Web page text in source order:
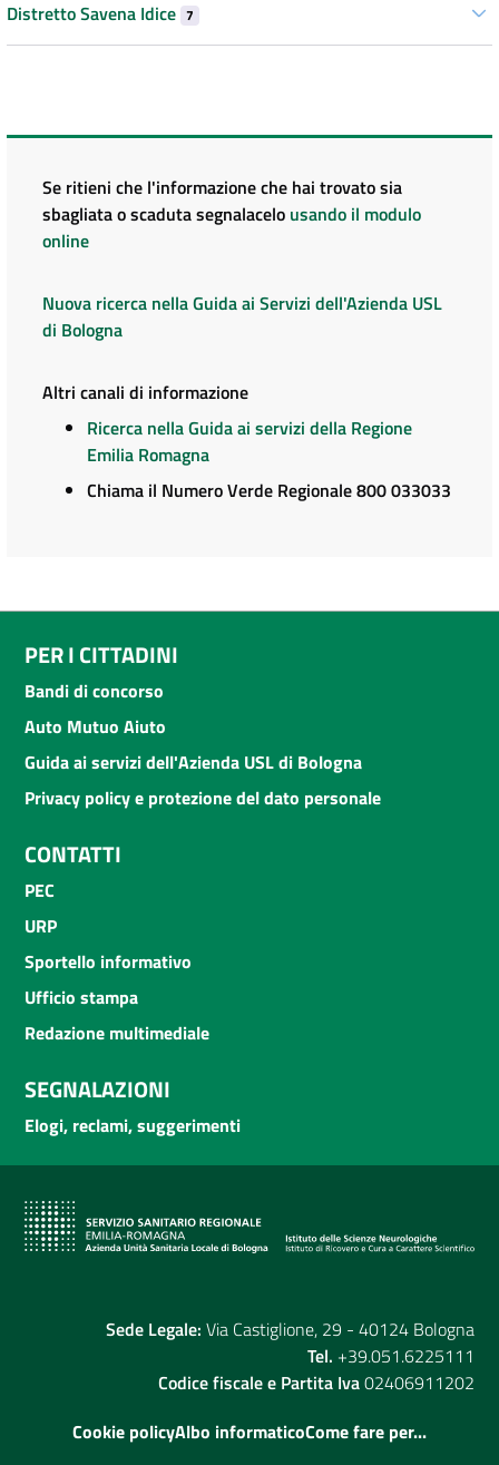
Distretto Savena Idice 7
Se ritieni che l'informazione che hai trovato sia
sbagliata o scaduta segnalacelo usando il modulo
online
Nuova ricerca nella Guida ai Servizi dell'Azienda USL
di Bologna
Altri canali di informazione
Ricerca nella Guida ai servizi della Regione
Emilia Romagna
Chiama il Numero Verde Regionale 800 033033
PER I CITTADINI
Bandi di concorso
Auto Mutuo Aiuto
Guida ai servizi dell'Azienda USL di Bologna
Privacy policy e protezione del dato personale
CONTATTI
PEC
URP
Sportello informativo
Ufficio stampa
Redazione multimediale
SEGNALAZIONI
Elogi, reclami, suggerimenti
Sede Legale: Via Castiglione, 29 - 40124 Bologna
Tel. +39.051.6225111
Codice fiscale e Partita Iva02406911202
Cookie policyAlbo informaticoCome fare per...